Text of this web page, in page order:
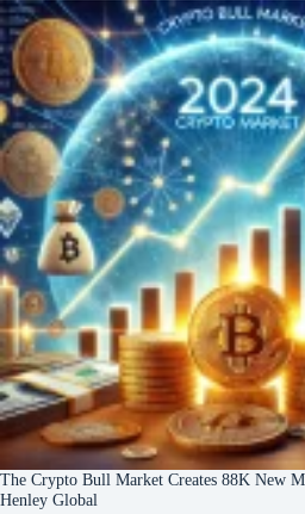
The Crypto Bull Market Creates 88K New
Henley Global